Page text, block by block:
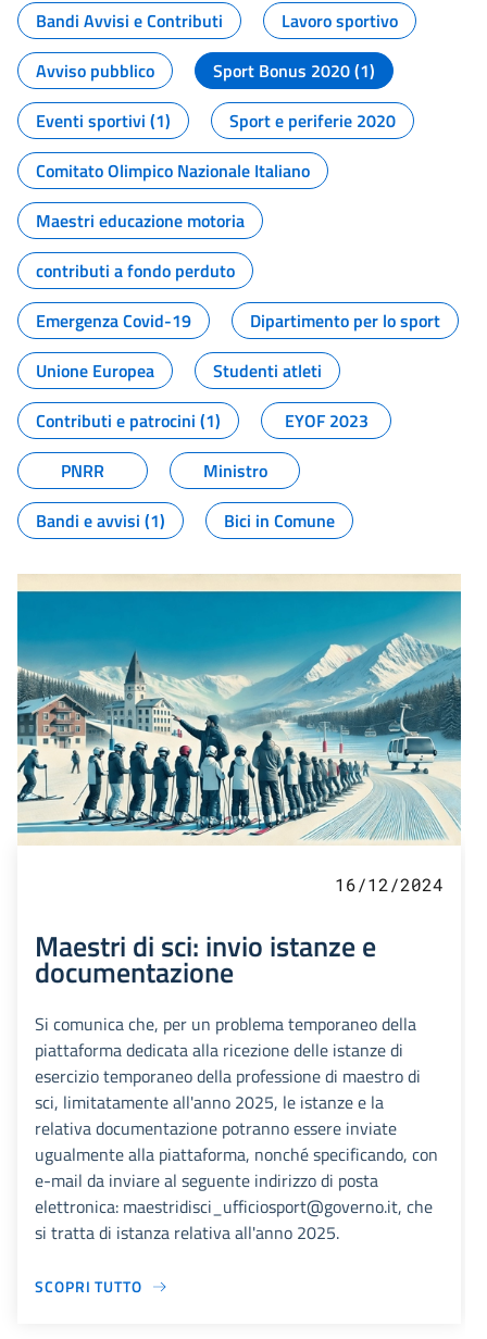
Bandi Avvisi e Contributi
Lavoro sportivo
Avviso pubblico
Sport Bonus 2020 (1)
Eventi sportivi (1)
Sport e periferie 2020
Comitato Olimpico Nazionale Italiano
Maestri educazione motoria
contributi a fondo perduto
Emergenza Covid-19
Dipartimento per lo sport
Unione Europea
Studenti atleti
Contributi e patrocini (1)
EYOF 2023
PNRR
Ministro
Bandi e avvisi (1)
Bici in Comune
16/12/2024
Maestri di sci: invio istanze e
documentazione
Si comunica che, per un problema temporaneo della
piattaforma dedicata alla ricezione delle istanze di
esercizio temporaneo della professione di maestro di
sci, limitatamente all'anno 2025, le istanze e la
relativa documentazione potranno essere inviate
ugualmente alla piattaforma, nonché specificando, con
e-mail da inviare al seguente indirizzo di posta
elettronica: maestridisci_ufficiosport@governo.it, che
si tratta di istanza relativa all'anno 2025.
SCOPRI TUTTO